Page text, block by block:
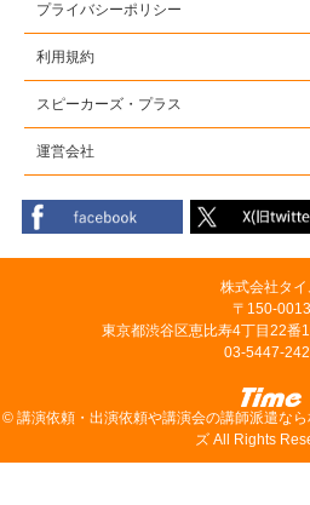
プライバシーポリシー
利用規約
スピーカーズ・プラス
運営会社
株式会社タイ
〒150-0013
東京都渋谷区恵比寿4丁目22
03-5447-
© 講演依頼・出演依頼や講演会の講師派遣な
ズ All Rights